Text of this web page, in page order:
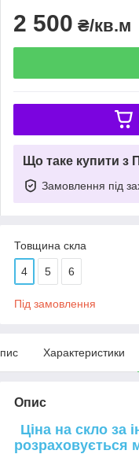
2 500 ₴/кв.м
Що таке купити з
Замовлення під
Товщина скла
4 5 6
Під замовлення
Характеристики
Опис
Ціна на скло за
розраховується